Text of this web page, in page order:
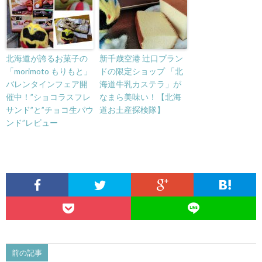
北海道が誇るお菓子の
「morimoto もりもと」
バレンタインフェア開
催中！”ショコラスフレ
サンド”と”チョコ生パウ
ンド”レビュー
新千歳空港 辻口ブラン
ドの限定ショップ 「北
海道牛乳カステラ」が
なまら美味い！【北海
道お土産探検隊】
前の記事